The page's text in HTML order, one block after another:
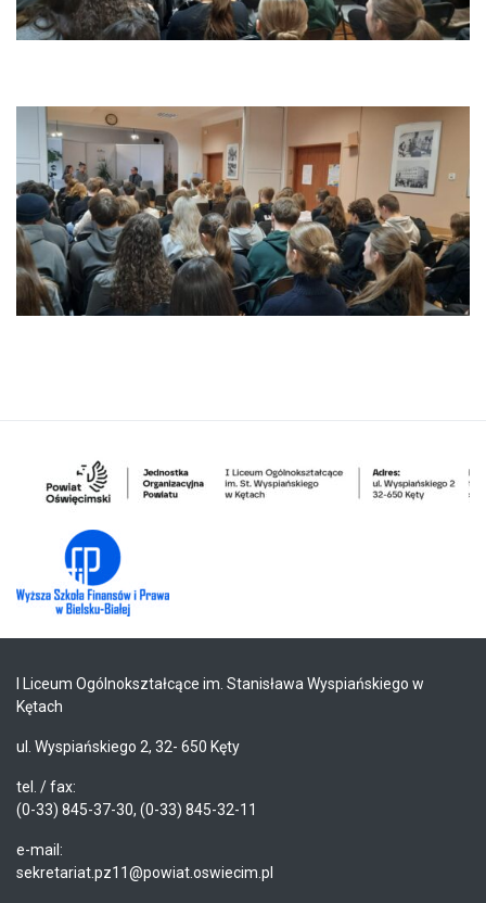
I Liceum Ogólnokształcące im. Stanisława Wyspiańskiego w
Kętach
ul. Wyspiańskiego 2, 32- 650 Kęty
tel. / fax:
(0-33) 845-37-30, (0-33) 845-32-11
e-mail:
sekretariat.pz11@powiat.oswiecim.pl